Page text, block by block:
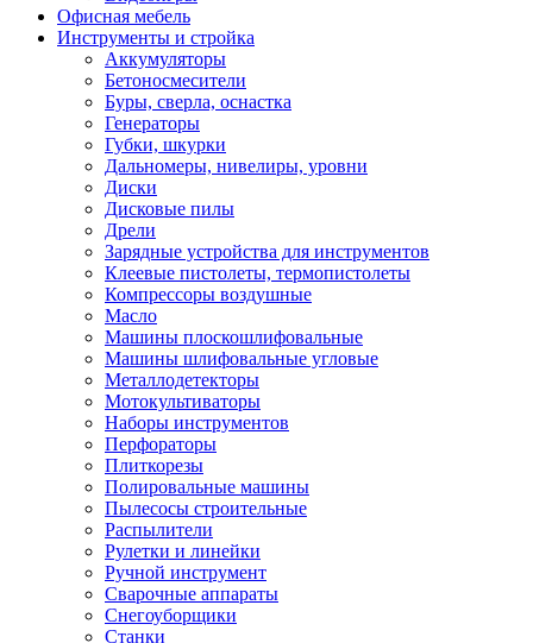
Офисная мебель
Инструменты и стройка
Аккумуляторы
Бетоносмесители
Буры, сверла, оснастка
Генераторы
Губки, шкурки
Дальномеры, нивелиры, уровни
Диски
Дисковые пилы
Дрели
Зарядные устройства для инструментов
Клеевые пистолеты, термопистолеты
Компрессоры воздушные
Масло
Машины плоскошлифовальные
Машины шлифовальные угловые
Металлодетекторы
Мотокультиваторы
Наборы инструментов
Перфораторы
Плиткорезы
Полировальные машины
Пылесосы строительные
Распылители
Рулетки и линейки
Ручной инструмент
Сварочные аппараты
Снегоуборщики
Станки